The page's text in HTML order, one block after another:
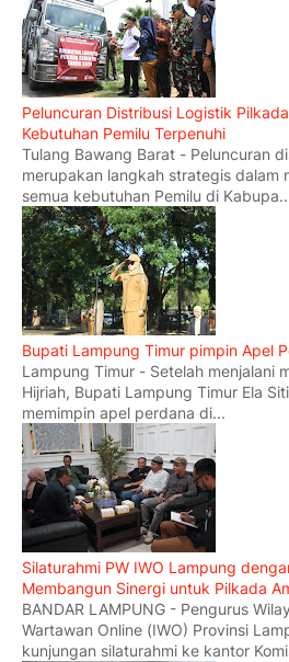
Peluncuran Distribusi Logistik
Kebutuhan Pemilu Terpenuhi
Tulang Bawang Barat - Peluncuran
merupakan langkah strategis dalam
semua kebutuhan Pemilu di
Bupati Lampung Timur pimpin Apel
Lampung Timur - Setelah menjalani
Hijriah, Bupati Lampung Timur Ela
memimpin apel perdana di...
Silaturahmi PW IWO Lampung
Membangun Sinergi untuk Pilkada
BANDAR LAMPUNG - Pengurus
Wartawan Online (IWO) Provinsi
kunjungan silaturahmi ke kantor